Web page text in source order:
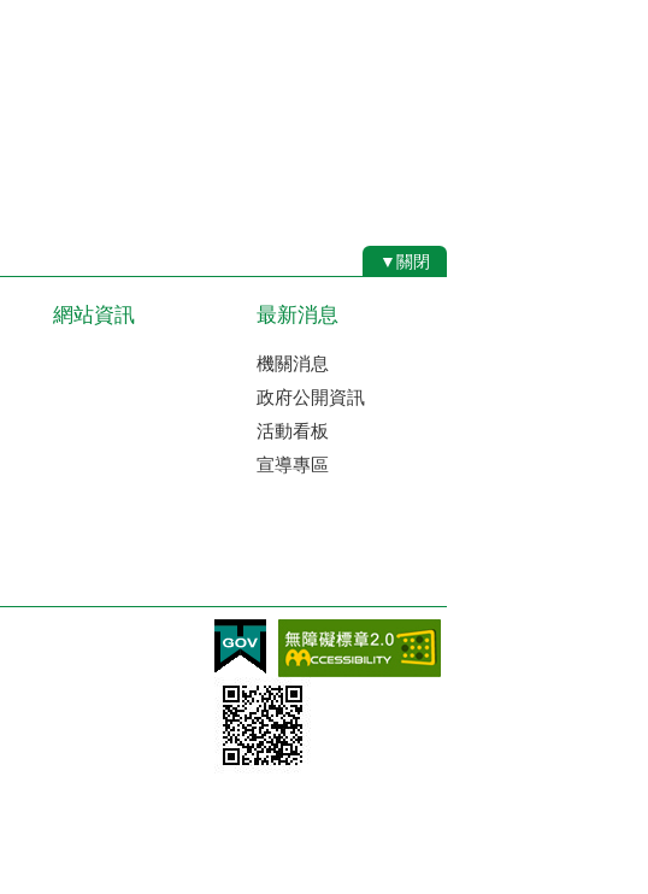
▼關閉
網站資訊 最新消息
機關消息
政府公開資訊
活動看板
宣導專區